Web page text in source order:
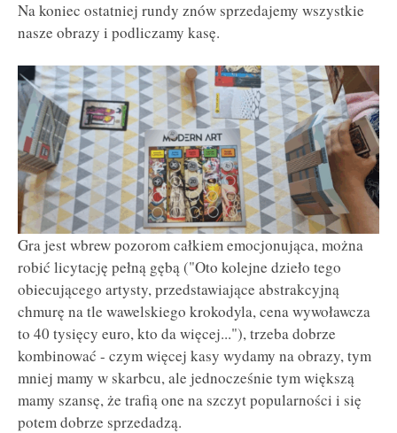
Na koniec ostatniej rundy znów sprzedajemy wszystkie
nasze obrazy i podliczamy kasę.
Gra jest wbrew pozorom całkiem emocjonująca, można
robić licytację pełną gębą ("Oto kolejne dzieło tego
obiecującego artysty, przedstawiające abstrakcyjną
chmurę na tle wawelskiego krokodyla, cena wywoławcza
to 40 tysięcy euro, kto da więcej..."), trzeba dobrze
kombinować - czym więcej kasy wydamy na obrazy, tym
mniej mamy w skarbcu, ale jednocześnie tym większą
mamy szansę, że trafią one na szczyt popularności i się
potem dobrze sprzedadzą.